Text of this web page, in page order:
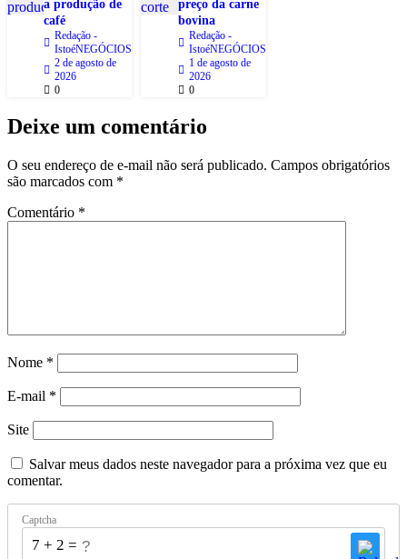
a produção de
café
Redação -
IstoéNEGÓCIOS
2 de agosto de
2026
0
preço da carne
bovina
Redação -
IstoéNEGÓCIOS
1 de agosto de
2026
0
Deixe um comentário
O seu endereço de e-mail não será publicado. Campos obrigatórios
são marcados com *
Comentário *
Nome *
E-mail *
Site
Salvar meus dados neste navegador para a próxima vez que eu
comentar.
Captcha
7 + 2 = ?